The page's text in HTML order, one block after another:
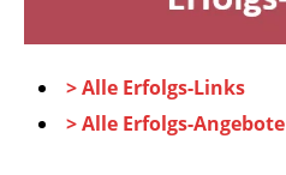
> Alle Erfolgs-Links
> Alle Erfolgs-Angebote